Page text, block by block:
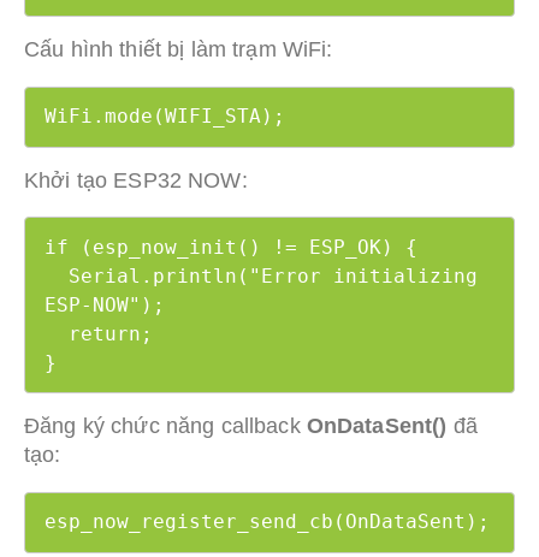
Cấu hình thiết bị làm trạm WiFi:
WiFi.mode(WIFI_STA);
Khởi tạo ESP32 NOW:
if (esp_now_init() != ESP_OK) {
ESP-NOW");
}
Đăng ký chức năng callback OnDataSent() đã
tạo:
esp_now_register_send_cb(OnDataSent);